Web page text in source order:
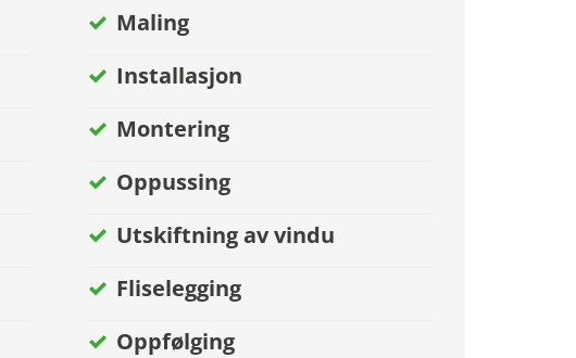
Maling
Installasjon
Montering
Oppussing
Utskiftning av vindu
Fliselegging
Oppfølging